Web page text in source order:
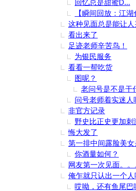
回忆总是甜蜜D...
【瞬间回放：江
这种见面总是能让
看出来了
足迹老师辛苦鸟！
为银民服务
看看一帮吃货
图呢？
老问号是不是干
问号老师着实迷人
非官方记录
野史比正史更加刺
悔大发了
第一排中间露脸美女
你酒量如何？
网友第一次见面。。
俺乍就只认出一个人
哎呦，还有鱼尾巴